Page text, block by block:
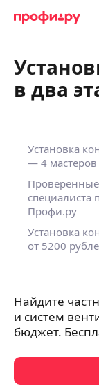
в два
Установка
— 4
специалиста
Профи.ру
Установка
от 5200
Найдите
и систем
бюджет.